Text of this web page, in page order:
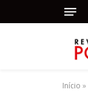
Início »